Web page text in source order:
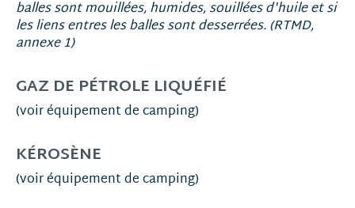
balles sont mouillées, humides, souillées d'huile et si
les liens entres les balles sont desserrées. (RTMD,
annexe 1)
GAZ DE PÉTROLE LIQUÉFIÉ
(voir équipement de camping)
KÉROSÈNE
(voir équipement de camping)